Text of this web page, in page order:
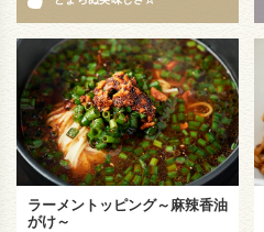
ラーメントッピング～麻辣香油
がけ～